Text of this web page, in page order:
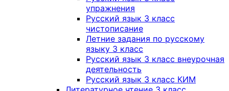
упражнения
Русский язык 3 класс
чистописание
Летние задания по русскому
языку 3 класс
Русский язык 3 класс внеурочная
деятельность
Русский язык 3 класс КИМ